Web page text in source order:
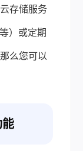
存储服务
）或定期
么您可以
能